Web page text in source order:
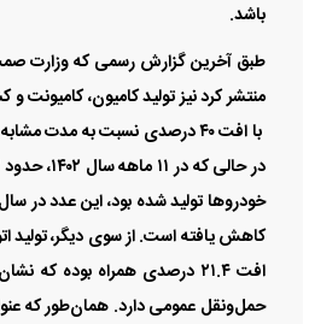
باشد.
طبق آخرین گزارش رسمی که وزارت
با افت ۴۰ درصدی نسبت به مدت
کاهش یافته است. از سوی دیگر، تولید
افت ۲۱.۴ درصدی همراه بوده
حمل‌‌ونقل عمومی دارد. همان‌طور که